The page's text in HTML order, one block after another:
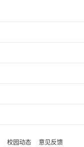
校园动态 意见反馈